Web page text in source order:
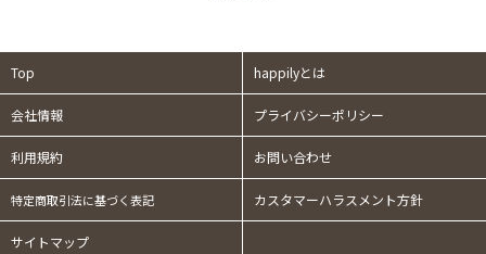
Top happilyとは
会社情報 プライバシーポリシー
利用規約 お問い合わせ
特定商取引法に基づく表記 カスタマーハラスメント方針
サイトマップ